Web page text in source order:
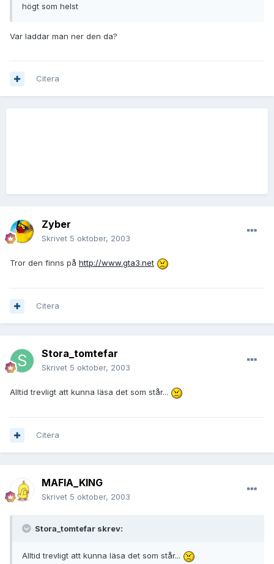
högt som helst
Var laddar man ner den da?
Citera
Zyber
Skrivet 5 oktober, 2003
Tror den finns på http://www.gta3.net
Citera
Stora_tomtefar
Skrivet 5 oktober, 2003
Alltid trevligt att kunna läsa det som står...
Citera
MAFIA_KING
Skrivet 5 oktober, 2003
Stora_tomtefar skrev:
Alltid trevligt att kunna läsa det som står...